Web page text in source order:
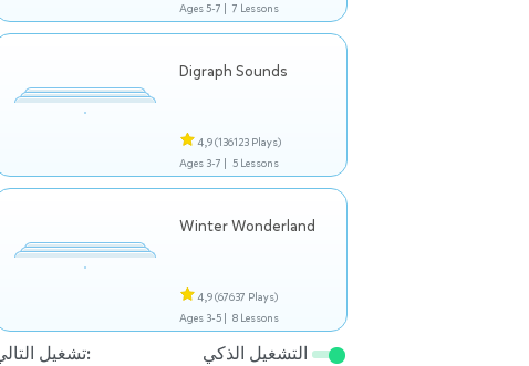
Ages 5-7 | 7 Lessons
Digraph Sounds
4,9(136123 Plays)
Ages 3-7 | 5 Lessons
Winter Wonderland
4,9(67637 Plays)
Ages 3-5 | 8 Lessons
تشغيل التالي: